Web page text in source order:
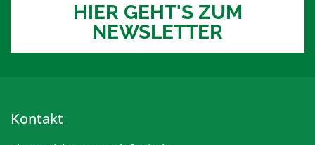
HIER GEHT'S ZUM
NEWSLETTER
Kontakt